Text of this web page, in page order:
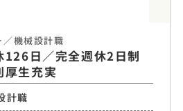
／機械設計職
126日／完全週休2日制
厚生充実
計職